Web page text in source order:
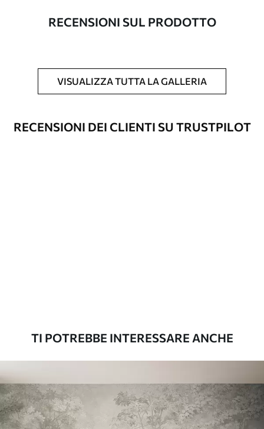
Pulizia
La carta da parati può essere pulita
Le carte da parati con finitura a vernice
possono essere pulite con acqua.
Vinile Premium
65.0039.00€/m²
Peel and Stick
81.6749.00€/m²
RECENSIONI SUL PRODOTTO
VISUALIZZA TUTTA LA GALLERIA
RECENSIONI DEI CLIENTI SU TRUSTPILOT
TI POTREBBE INTERESSARE ANCHE